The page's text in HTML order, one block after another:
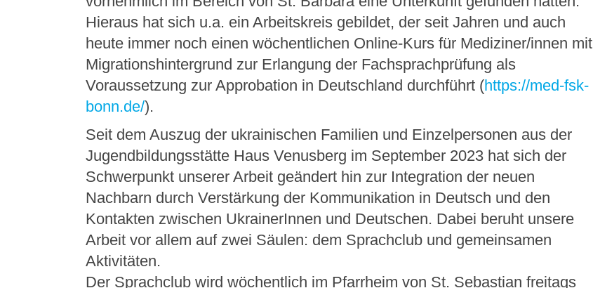
Hieraus hat sich u.a. ein Arbeitskreis gebildet, der seit Jahren und auch
heute immer noch einen wöchentlichen Online-Kurs für Mediziner/innen mit
Migrationshintergrund zur Erlangung der Fachsprachprüfung als
Voraussetzung zur Approbation in Deutschland durchführt (https://med-fsk-
bonn.de/).
Seit dem Auszug der ukrainischen Familien und Einzelpersonen aus der
Jugendbildungsstätte Haus Venusberg im September 2023 hat sich der
Schwerpunkt unserer Arbeit geändert hin zur Integration der neuen
Nachbarn durch Verstärkung der Kommunikation in Deutsch und den
Kontakten zwischen UkrainerInnen und Deutschen. Dabei beruht unsere
Arbeit vor allem auf zwei Säulen: dem Sprachclub und gemeinsamen
Aktivitäten.
Der Sprachclub wird wöchentlich im Pfarrheim von St. Sebastian freitags